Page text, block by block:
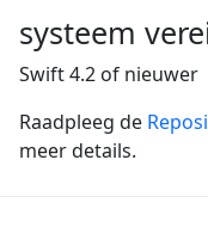
systeem
Swift 4.2 of nieuwer
Raadpleeg de
meer details.